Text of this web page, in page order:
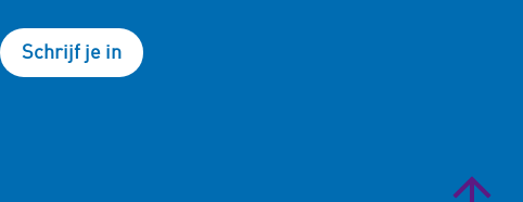
Schrijf je in